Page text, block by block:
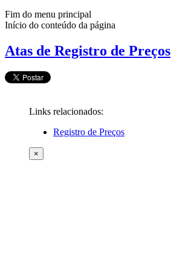
Fim do menu principal
Início do conteúdo da página
Atas de Registro de Preços
Links relacionados:
Registro de Preços
×